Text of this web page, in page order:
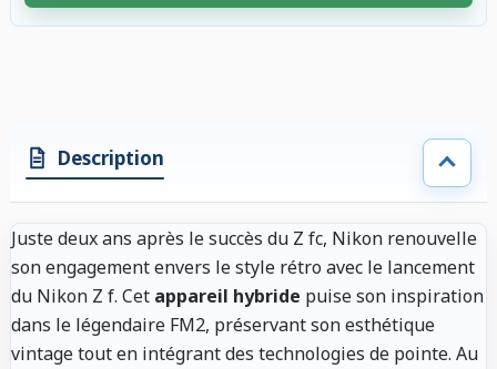
Description
Juste deux ans après le succès du Z fc, Nikon renouvelle
son engagement envers le style rétro avec le lancement
du Nikon Z f. Cet appareil hybride puise son inspiration
dans le légendaire FM2, préservant son esthétique
vintage tout en intégrant des technologies de pointe. Au